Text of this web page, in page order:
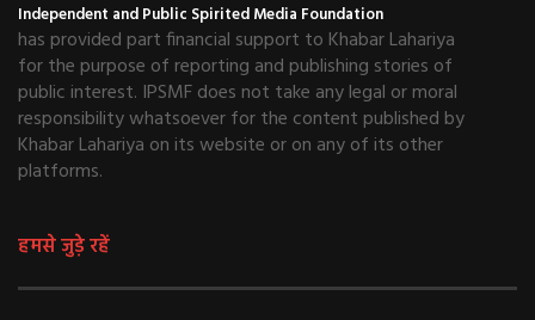
Independent and Public Spirited Media Foundation
has provided part financial support to Khabar Lahariya
for the purpose of reporting and publishing stories of
public interest. IPSMF does not take any legal or moral
responsibility whatsoever for the content published by
Khabar Lahariya on its website or on any of its other
platforms.
हमसे जुड़े रहें